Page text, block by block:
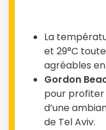
La
et 29°C
agréables
Gordon
pour profiter
d’une
de Tel Aviv.